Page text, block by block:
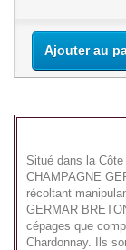
Ajouter au
Situé dans la
CHAMPAGNE
récoltant
GERMAR
cépages que
Chardonnay. Ils